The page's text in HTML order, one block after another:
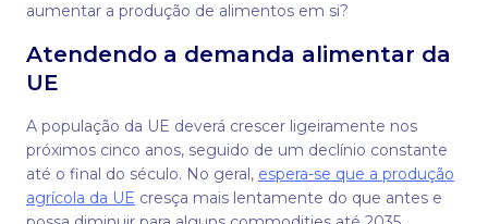
aumentar a produção de alimentos em si?
Atendendo a demanda alimentar da
UE
A população da UE deverá crescer ligeiramente nos
próximos cinco anos, seguido de um declínio constante
até o final do século. No geral, espera-se que a produção
agrícola da UE cresça mais lentamente do que antes e